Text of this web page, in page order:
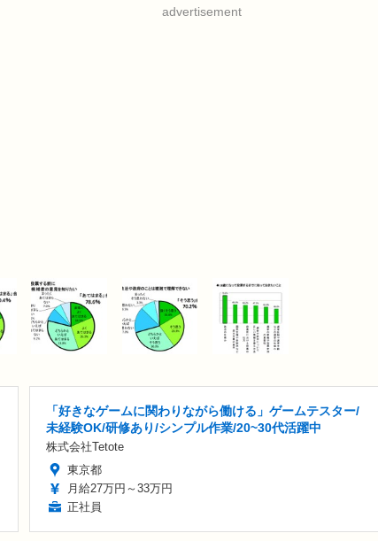
advertisement
「好きなゲームに関わりながら働ける」ゲームテスター/
未経験OK/研修あり/シンプル作業/20~30代活躍中
株式会社Tetote
東京都
月給27万円～33万円
正社員